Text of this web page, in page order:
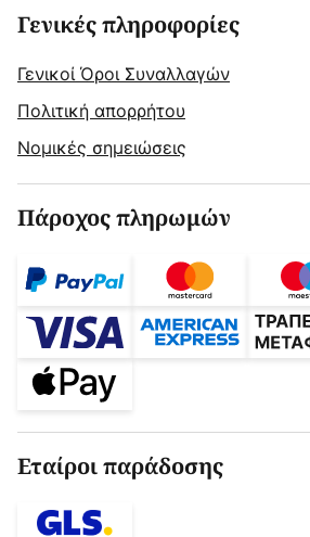
Γενικές πληροφορίες
Γενικοί Όροι Συναλλαγών
Πολιτική απορρήτου
Νομικές σημειώσεις
Πάροχος πληρωμών
Εταίροι παράδοσης